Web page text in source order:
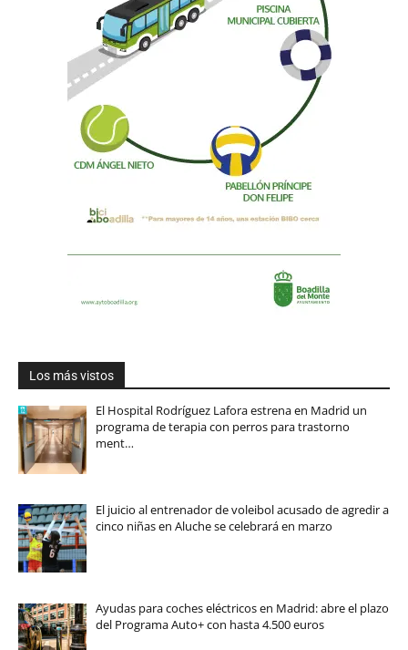
Los más vistos
El Hospital Rodríguez Lafora estrena en Madrid un
programa de terapia con perros para trastorno
ment…
El juicio al entrenador de voleibol acusado de agredir a
cinco niñas en Aluche se celebrará en marzo
Ayudas para coches eléctricos en Madrid: abre el plazo
del Programa Auto+ con hasta 4.500 euros